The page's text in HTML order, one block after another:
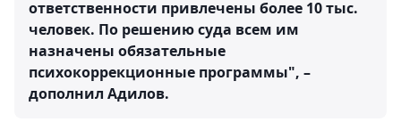
ответственности привлечены более 10 тыс.
человек. По решению суда всем им
назначены обязательные
психокоррекционные программы", –
дополнил Адилов.